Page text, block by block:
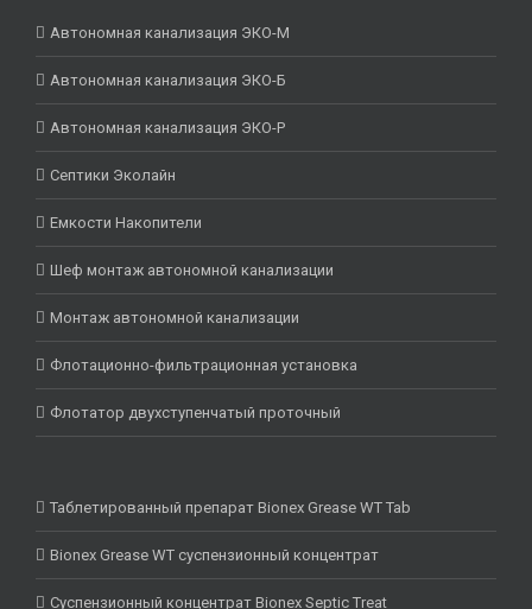
Автономная канализация ЭКО-М
Автономная канализация ЭКО-Б
Автономная канализация ЭКО-Р
Септики Эколайн
Емкости Накопители
Шеф монтаж автономной канализации
Монтаж автономной канализации
Флотационно-фильтрационная установка
Флотатор двухступенчатый проточный
Таблетированный препарат Bionex Grease WT Tab
Bionex Grease WT суспензионный концентрат
Суспензионный концентрат Bionex Septic Treat